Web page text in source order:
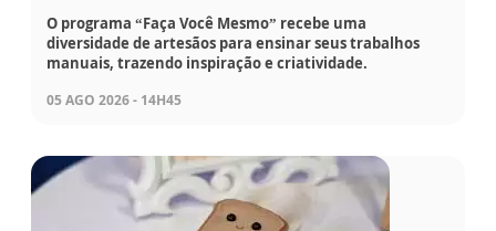
O programa “Faça Você Mesmo” recebe uma
diversidade de artesãos para ensinar seus trabalhos
manuais, trazendo inspiração e criatividade.
05 AGO 2026 - 14H45